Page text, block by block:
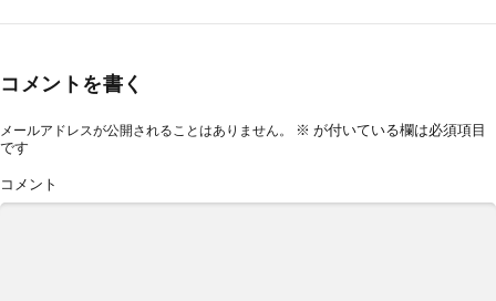
コメントを書く
メールアドレスが公開されることはありません。 ※ が付いている欄は必須項目
です
コメント